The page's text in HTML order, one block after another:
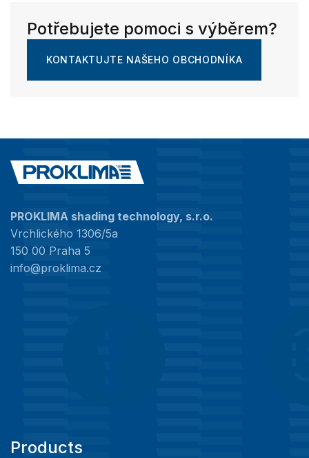
Potřebujete pomoci s výběrem?
KONTAKTUJTE NAŠEHO OBCHODNÍKA
PROKLIMA shading technology, s.r.o.
Vrchlického 1306/5a
150 00 Praha 5
info@proklima.cz
Products